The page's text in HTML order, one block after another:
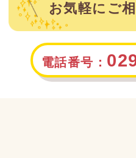
お気軽にご
電話番号：